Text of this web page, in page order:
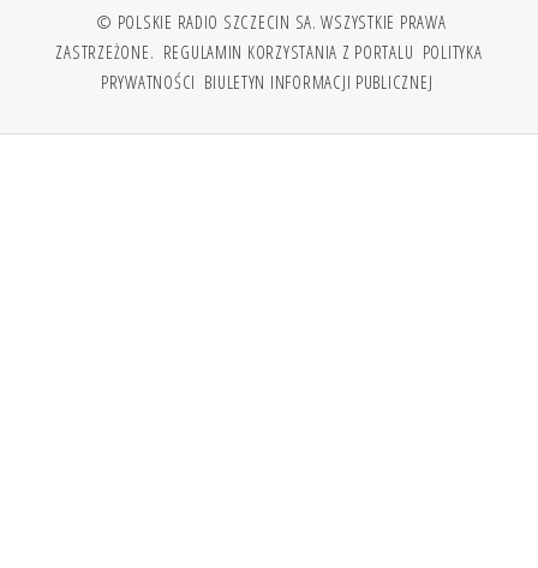
© POLSKIE RADIO SZCZECIN SA. WSZYSTKIE PRAWA
ZASTRZEŻONE. REGULAMIN KORZYSTANIA Z PORTALU POLITYKA
PRYWATNOŚCI BIULETYN INFORMACJI PUBLICZNEJ